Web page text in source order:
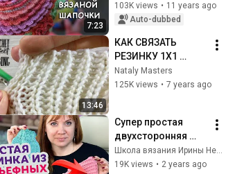
7:23
103K views • 11 years ago
Auto-dubbed
13:46
КАК СВЯЗАТЬ
РЕЗИНКУ 1Х1
КРЮЧКОМ /
ВОЛШЕБНЫЕ
TO CROCHET
PERFECT RIBBING
Nataly Masters
125K views • 7 years ago
Супер простая
двухсторонняя
резинка крючком
из рельефных
Школа вязания Ирины Невзоровой
19K views • 2 years ago